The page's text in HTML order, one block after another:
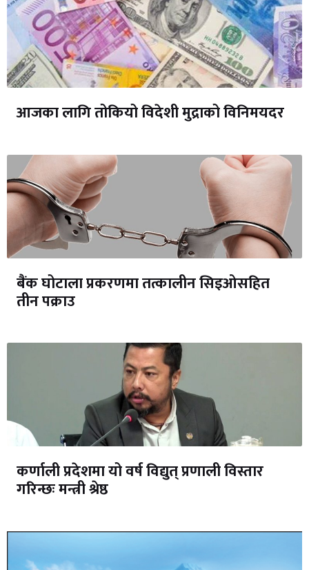
आजका लागि तोकियो विदेशी मुद्राको विनिमयदर
बैंक घोटाला प्रकरणमा तत्कालीन सिइओसहित
तीन पक्राउ
कर्णाली प्रदेशमा यो वर्ष विद्युत् प्रणाली विस्तार
गरिन्छः मन्त्री श्रेष्ठ